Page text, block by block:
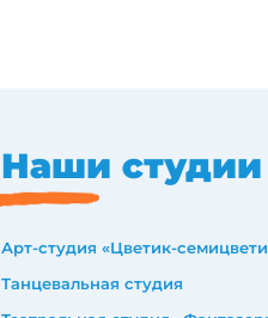
Наши студии
Арт-студия «Цветик-
Танцевальная студия